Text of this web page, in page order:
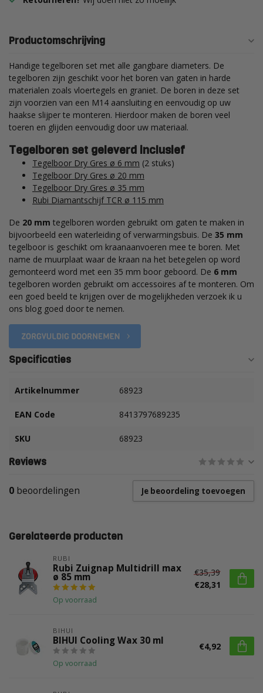
Productomschrijving
Handige tegelboren set met alle gangbare diameters. De
tegelboren zijn geschikt voor het boren van gaten in harde
materialen zoals vloertegels en graniet. De boren in deze set
zijn voorzien van een M14 aansluiting en eenvoudig op uw
haakse slijper te monteren. Hierdoor maken de boren veel
toeren en glijden eenvoudig door uw materiaal.
Tegelboren set geleverd inclusief
Tegelboor Dry Gres ø 6 mm (2 stuks)
Tegelboor Dry Gres ø 20 mm
Tegelboor Dry Gres ø 35 mm
Rubi Diamantschijf TCR ø 115 mm
De 20 mm tegelboren worden gebruikt om gaten te maken in
bijvoorbeeld een waterleiding of verwarmingsbuis. De 35 mm
tegelboor is geschikt om kraanaanvoeren mee te boren. Met
name de muurplaat waar de kraan na het betegelen op word
gemonteerd word met een 35 mm boor geboord. De 6 mm
tegelboren worden gebruikt om accessoires af te monteren. Om
een goed beeld te krijgen over de mogelijkheden verzoek ik u
ons blog goed door te nemen.
Specificaties
Artikelnummer 68923
EAN Code 8413797689235
SKU 68923
Reviews
0 beoordelingen Je beoordeling toevoegen
Gerelateerde producten
RUBI
Rubi Zuignap Multidrill max
ø 85 mm
Op voorraad
€35,39
€28,31
BIHUI
BIHUI Cooling Wax 30 ml
Op voorraad
€4,92